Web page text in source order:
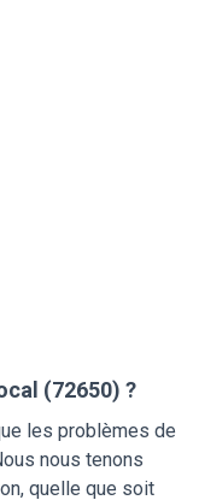
(72650) ?
les problèmes de
nous tenons
quelle que soit